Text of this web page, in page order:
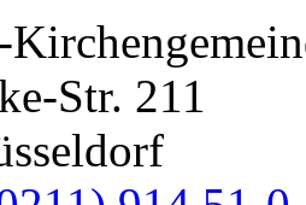
Str. 211